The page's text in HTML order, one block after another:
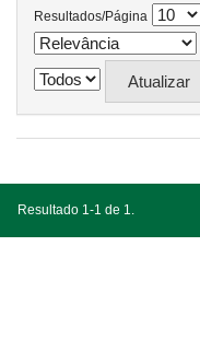
Resultados/Página
Resultado 1-1 de 1.